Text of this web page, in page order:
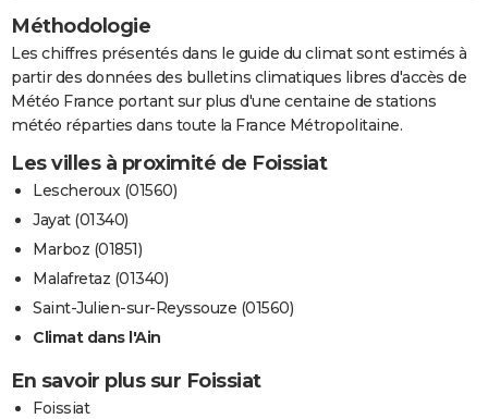
Méthodologie
Les chiffres présentés dans le guide du climat sont estimés à
partir des données des bulletins climatiques libres d'accès de
Météo France portant sur plus d'une centaine de stations
météo réparties dans toute la France Métropolitaine.
Les villes à proximité de Foissiat
Lescheroux (01560)
Jayat (01340)
Marboz (01851)
Malafretaz (01340)
Saint-Julien-sur-Reyssouze (01560)
Climat dans l'Ain
En savoir plus sur Foissiat
Foissiat